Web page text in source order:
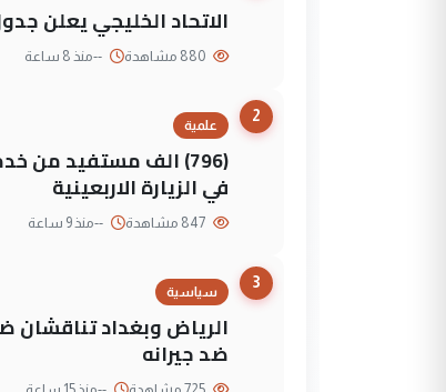
الاتحاد الخليجي يعلن جدول مباريات
--منذ 8 ساعة
2
علمية
(796) الف مستفيد من
في الزيارة الاربعينية
--منذ 9 ساعة
3
سياسية
الرياض وبغداد تناقشان
ضد جيرانه